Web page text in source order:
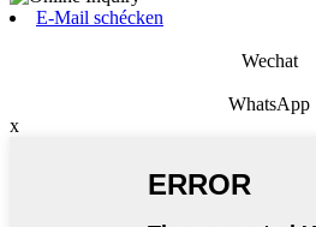
E-Mail schécken
Wechat
WhatsApp
x